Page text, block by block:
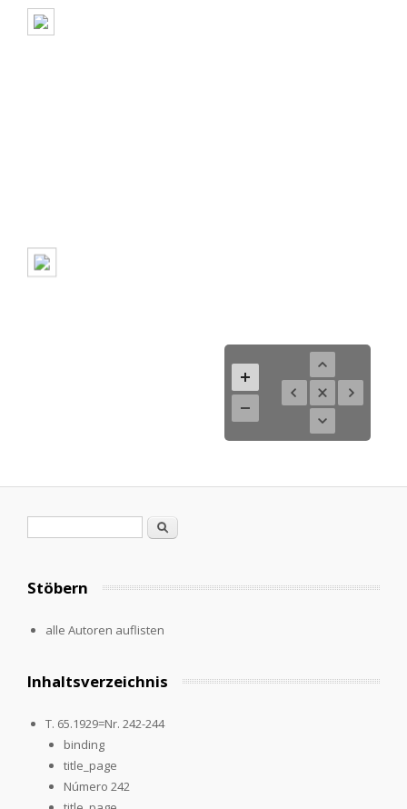
Search
Stöbern
alle Autoren auflisten
Inhaltsverzeichnis
T. 65.1929=Nr. 242-244
binding
title_page
Número 242